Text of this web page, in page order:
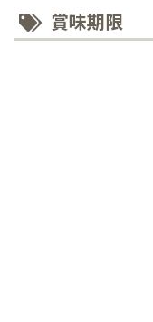
賞味期限